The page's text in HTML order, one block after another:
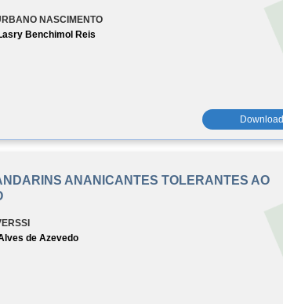
NASCIMENTO
Benchimol Reis
Download
ANANICANTES TOLERANTES AO
de Azevedo